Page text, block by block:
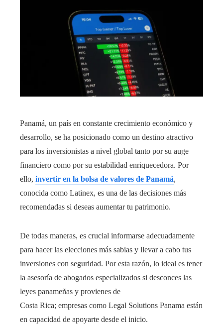
Panamá, un país en constante crecimiento económico y
desarrollo, se ha posicionado como un destino atractivo
para los inversionistas a nivel global tanto por su auge
financiero como por su estabilidad enriquecedora. Por
ello, invertir en la bolsa de valores de Panamá,
conocida como Latinex, es una de las decisiones más
recomendadas si deseas aumentar tu patrimonio.
De todas maneras, es crucial informarse adecuadamente
para hacer las elecciones más sabias y llevar a cabo tus
inversiones con seguridad. Por esta razón, lo ideal es tener
la asesoría de abogados especializados si desconces las
leyes panameñas y provienes de
Costa Rica; empresas como Legal Solutions Panama están
en capacidad de apoyarte desde el inicio.